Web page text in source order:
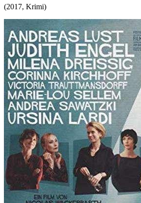
(2017, Krimi)